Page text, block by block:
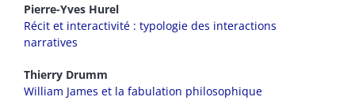
Pierre-Yves Hurel
Récit et interactivité : typologie des interactions
narratives
Thierry Drumm
William James et la fabulation philosophique